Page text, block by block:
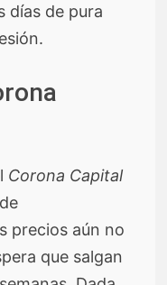
días de pura
Corona Capital
precios aún no
que salgan